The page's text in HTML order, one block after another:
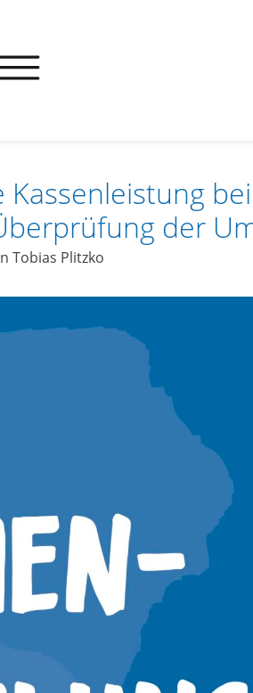
bei
der
Tobias Plitzko